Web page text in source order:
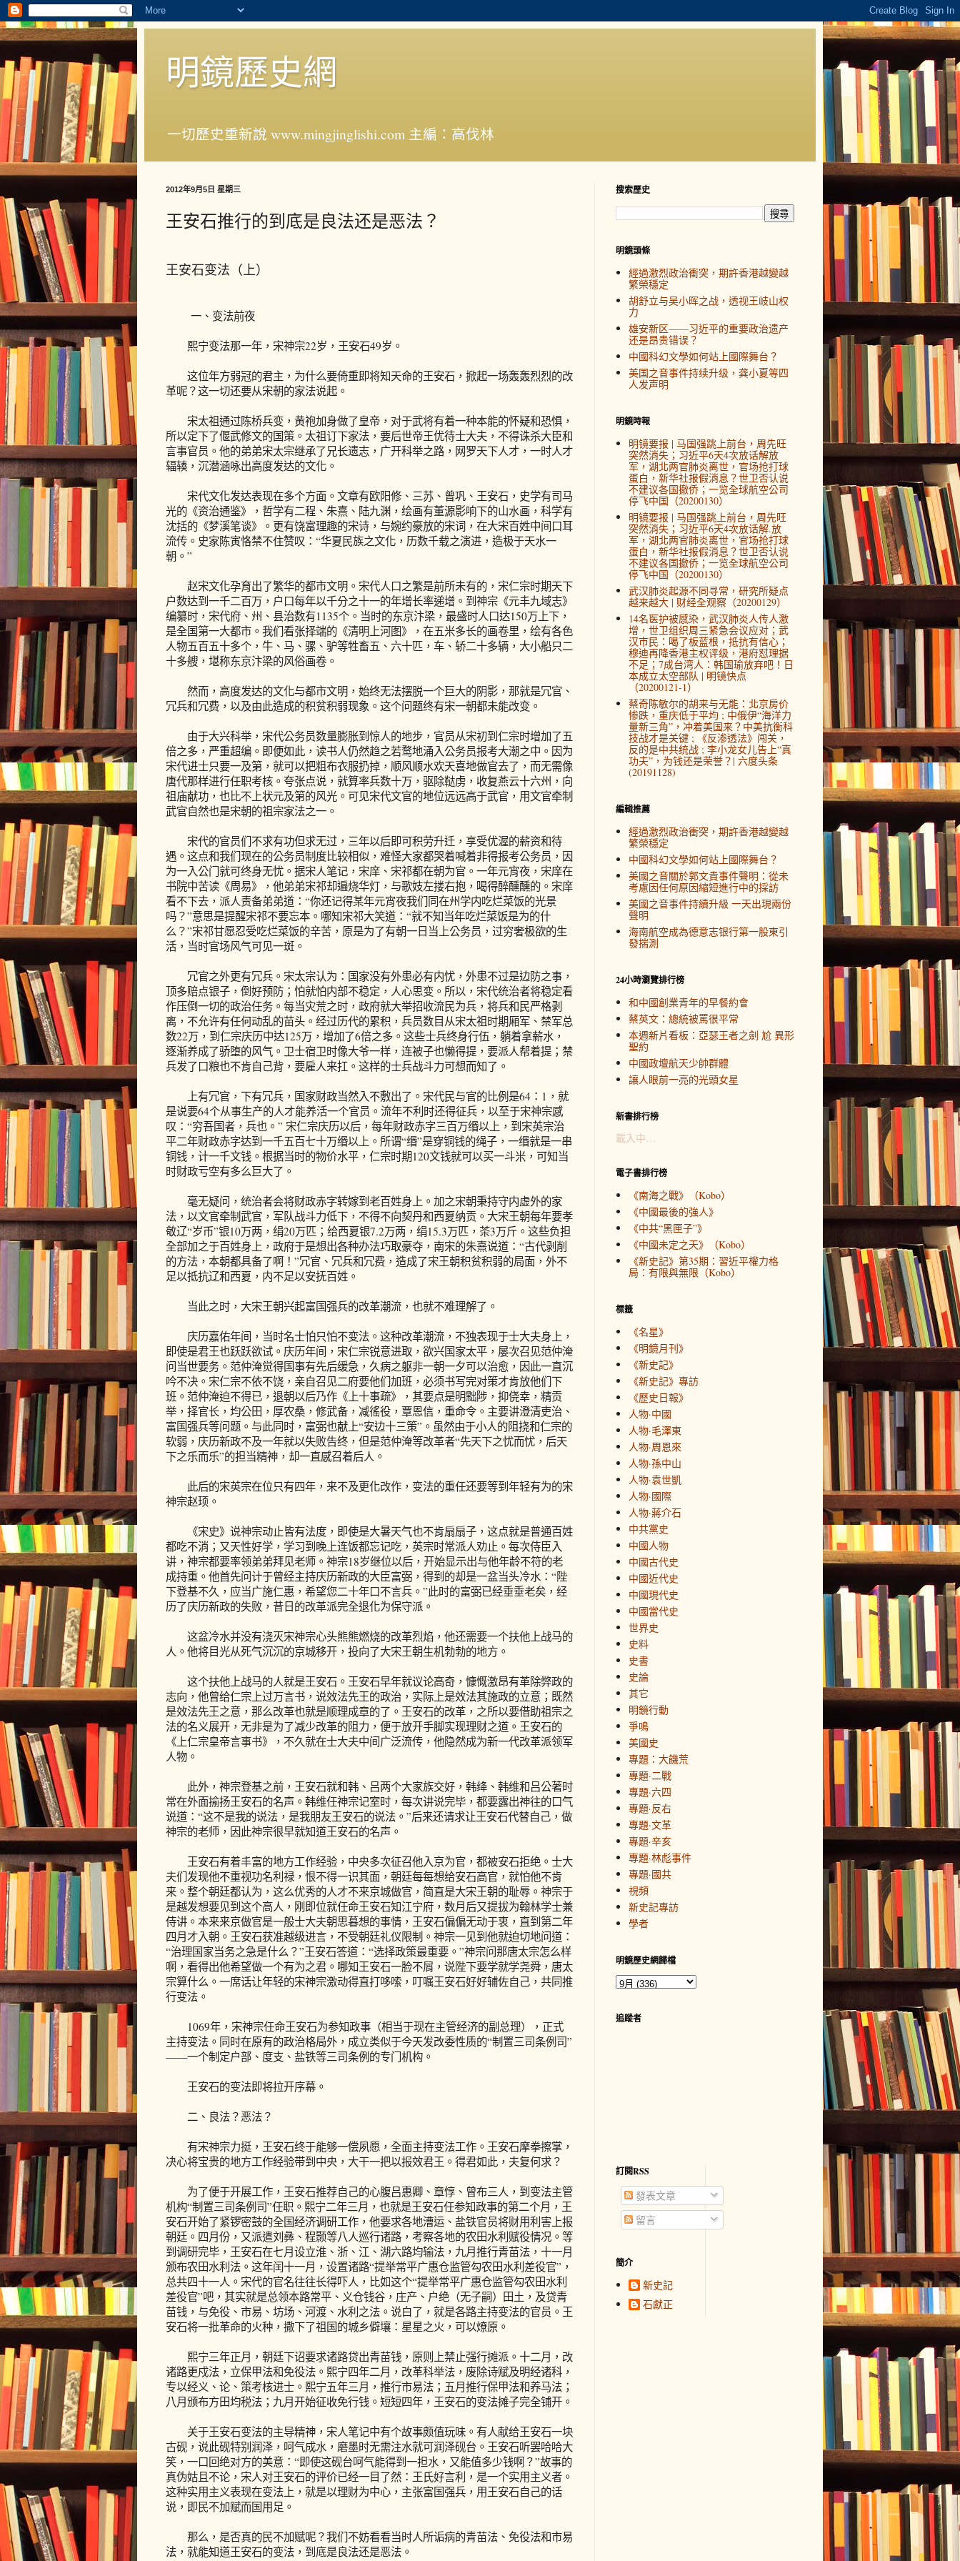
明鏡歷史網
一切歷史重新說 www.mingjinglishi.com 主編：高伐林
2012年9月5日 星期三
王安石推行的到底是良法还是恶法？
王安石变法（上）
一、变法前夜
熙宁变法那一年，宋神宗22岁，王安石49岁。
这位年方弱冠的君主，为什么要倚重即将知天命的王安石，掀起一场轰轰烈烈的改
革呢？这一切还要从宋朝的家法说起。
宋太祖通过陈桥兵变，黄袍加身做了皇帝，对于武将有着一种本能的怀疑和恐惧，
所以定下了偃武修文的国策。太祖订下家法，要后世帝王优待士大夫，不得诛杀大臣和
言事官员。他的弟弟宋太宗继承了兄长遗志，广开科举之路，网罗天下人才，一时人才
辐辏，沉潜涵咏出高度发达的文化。
宋代文化发达表现在多个方面。文章有欧阳修、三苏、曾巩、王安石，史学有司马
光的《资治通鉴》，哲学有二程、朱熹、陆九渊，绘画有董源影响下的山水画，科学有
沈括的《梦溪笔谈》。更有饶富理趣的宋诗，与婉约豪放的宋词，在大宋百姓中间口耳
流传。史家陈寅恪禁不住赞叹：“华夏民族之文化，历数千载之演进，造极于天水一
朝。”
赵宋文化孕育出了繁华的都市文明。宋代人口之繁是前所未有的，宋仁宗时期天下
户数达到一千二百万，户口每年以千分之十一的年增长率递增。到神宗《元丰九域志》
编纂时，宋代府、州、县治数有1135个。当时的东京汴梁，最盛时人口达150万上下，
是全国第一大都市。我们看张择端的《清明上河图》，在五米多长的画卷里，绘有各色
人物五百五十多个，牛、马、骡、驴等牲畜五、六十匹，车、轿二十多辆，大小船只二
十多艘，堪称东京汴梁的风俗画卷。
然而，高度发达的文化与都市文明，始终无法摆脱一个巨大的阴影，那就是冗官、
冗兵和冗费，以及由此造成的积贫积弱现象。这个问题终有宋一朝都未能改变。
由于大兴科举，宋代公务员数量膨胀到惊人的地步，官员从宋初到仁宗时增加了五
倍之多，严重超编。即便如此，读书人仍然趋之若鹜地涌入公务员报考大潮之中。因为
宋代进士只要一及第，就可以把粗布衣服扔掉，顺风顺水欢天喜地做官去了，而无需像
唐代那样进行任职考核。夸张点说，就算率兵数十万，驱除鞑虏，收复燕云十六州，向
祖庙献功，也比不上状元及第的风光。可见宋代文官的地位远远高于武官，用文官牵制
武官自然也是宋朝的祖宗家法之一。
宋代的官员们不求有功但求无过，三年以后即可积劳升迁，享受优渥的薪资和待
遇。这点和我们现在的公务员制度比较相似，难怪大家都哭着喊着非得报考公务员，因
为一入公门就可终身无忧。据宋人笔记，宋庠、宋祁都在朝为官。一年元宵夜，宋庠在
书院中苦读《周易》，他弟弟宋祁却遍烧华灯，与歌妓左搂右抱，喝得醉醺醺的。宋庠
看不下去，派人责备弟弟道：“你还记得某年元宵夜我们同在州学内吃烂菜饭的光景
吗？”意思是提醒宋祁不要忘本。哪知宋祁大笑道：“就不知当年吃烂菜饭是为的什
么？”宋祁甘愿忍受吃烂菜饭的辛苦，原是为了有朝一日当上公务员，过穷奢极欲的生
活，当时官场风气可见一斑。
冗官之外更有冗兵。宋太宗认为：国家没有外患必有内忧，外患不过是边防之事，
顶多赔点银子，倒好预防；怕就怕内部不稳定，人心思变。所以，宋代统治者将稳定看
作压倒一切的政治任务。每当灾荒之时，政府就大举招收流民为兵，将兵和民严格剥
离，不允许有任何动乱的苗头。经过历代的累积，兵员数目从宋太祖时期厢军、禁军总
数22万，到仁宗庆历中达125万，增加了6倍之多。这些士兵终身行伍，躺着拿薪水，
逐渐养成了骄堕的风气。卫士宿卫时像大爷一样，连被子也懒得提，要派人帮着提；禁
兵发了口粮也不肯自己背，要雇人来扛。这样的士兵战斗力可想而知了。
上有冗官，下有冗兵，国家财政当然入不敷出了。宋代民与官的比例是64：1，就
是说要64个从事生产的人才能养活一个官员。流年不利时还得征兵，以至于宋神宗感
叹：“穷吾国者，兵也。” 宋仁宗庆历以后，每年财政赤字三百万缗以上，到宋英宗治
平二年财政赤字达到一千五百七十万缗以上。所谓“缗”是穿铜钱的绳子，一缗就是一串
铜钱，计一千文钱。根据当时的物价水平，仁宗时期120文钱就可以买一斗米，可知当
时财政亏空有多么巨大了。
毫无疑问，统治者会将财政赤字转嫁到老百姓身上。加之宋朝秉持守内虚外的家
法，以文官牵制武官，军队战斗力低下，不得不向契丹和西夏纳贡。大宋王朝每年要孝
敬辽“岁币”银10万两，绢20万匹；给西夏银7.2万两，绢15.3万匹，茶3万斤。这些负担
全部加之于百姓身上，政府于是想出各种办法巧取豪夺，南宋的朱熹说道：“古代剥削
的方法，本朝都具备了啊！”冗官、冗兵和冗费，造成了宋王朝积贫积弱的局面，外不
足以抵抗辽和西夏，内不足以安抚百姓。
当此之时，大宋王朝兴起富国强兵的改革潮流，也就不难理解了。
庆历嘉佑年间，当时名士怕只怕不变法。这种改革潮流，不独表现于士大夫身上，
即使是君王也跃跃欲试。庆历年间，宋仁宗锐意进取，欲兴国家太平，屡次召见范仲淹
问当世要务。范仲淹觉得国事有先后缓急，久病之躯非一朝一夕可以治愈，因此一直沉
吟不决。宋仁宗不依不饶，亲自召见二府要他们加班，必须书写完对策才肯放他们下
班。范仲淹迫不得已，退朝以后乃作《上十事疏》，其要点是明黜陟，抑侥幸，精贡
举，择官长，均公田，厚农桑，修武备，减徭役，覃恩信，重命令。主要讲澄清吏治、
富国强兵等问题。与此同时，富弼也献上“安边十三策”。虽然由于小人的阻挠和仁宗的
软弱，庆历新政不及一年就以失败告终，但是范仲淹等改革者“先天下之忧而忧，后天
下之乐而乐”的担当精神，却一直感召着后人。
此后的宋英宗在位只有四年，来不及更化改作，变法的重任还要等到年轻有为的宋
神宗赵顼。
《宋史》说神宗动止皆有法度，即使是大暑天气也不肯扇扇子，这点就是普通百姓
都吃不消；又天性好学，学习到晚上连饭都忘记吃，英宗时常派人劝止。每次侍臣入
讲，神宗都要率领弟弟拜见老师。神宗18岁继位以后，开始显示出与他年龄不符的老
成持重。他首先问计于曾经主持庆历新政的大臣富弼，得到的却是一盆当头冷水：“陛
下登基不久，应当广施仁惠，希望您二十年口不言兵。”此时的富弼已经垂垂老矣，经
历了庆历新政的失败，昔日的改革派完全退化为保守派。
这盆冷水并没有浇灭宋神宗心头熊熊燃烧的改革烈焰，他还需要一个扶他上战马的
人。他将目光从死气沉沉的京城移开，投向了大宋王朝生机勃勃的地方。
这个扶他上战马的人就是王安石。王安石早年就议论高奇，慷慨激昂有革除弊政的
志向，他曾给仁宗上过万言书，说效法先王的政治，实际上是效法其施政的立意；既然
是效法先王之意，那么改革也就是顺理成章的了。王安石的改革，之所以要借助祖宗之
法的名义展开，无非是为了减少改革的阻力，便于放开手脚实现理财之道。王安石的
《上仁宗皇帝言事书》，不久就在士大夫中间广泛流传，他隐然成为新一代改革派领军
人物。
此外，神宗登基之前，王安石就和韩、吕两个大家族交好，韩绛、韩维和吕公著时
常在外面揄扬王安石的名声。韩维任神宗记室时，每次讲说完毕，都要露出神往的口气
说道：“这不是我的说法，是我朋友王安石的说法。”后来还请求让王安石代替自己，做
神宗的老师，因此神宗很早就知道王安石的名声。
王安石有着丰富的地方工作经验，中央多次征召他入京为官，都被安石拒绝。士大
夫们发现他不重视功名利禄，恨不得一识其面，朝廷每每想给安石高官，就怕他不肯
来。整个朝廷都认为，这么优秀的人才不来京城做官，简直是大宋王朝的耻辱。神宗于
是越发想要见到这个高人，刚即位就任命王安石知江宁府，数月后又提拔为翰林学士兼
侍讲。本来来京做官是一般士大夫朝思暮想的事情，王安石偏偏无动于衷，直到第二年
四月才入朝。王安石获准越级进言，不受朝廷礼仪限制。神宗一见到他就迫切地问道：
“治理国家当务之急是什么？”王安石答道：“选择政策最重要。”神宗问那唐太宗怎么样
啊，看得出他希望做一个有为之君。哪知王安石一脸不屑，说陛下要学就学尧舜，唐太
宗算什么。一席话让年轻的宋神宗激动得直打哆嗦，叮嘱王安石好好辅佐自己，共同推
行变法。
1069年，宋神宗任命王安石为参知政事（相当于现在主管经济的副总理），正式
主持变法。同时在原有的政治格局外，成立类似于今天发改委性质的“制置三司条例司”
——一个制定户部、度支、盐铁等三司条例的专门机构。
王安石的变法即将拉开序幕。
二、良法？恶法？
有宋神宗力挺，王安石终于能够一偿夙愿，全面主持变法工作。王安石摩拳擦掌，
决心将宝贵的地方工作经验带到中央，大干一把以报效君王。得君如此，夫复何求？
为了便于开展工作，王安石推荐自己的心腹吕惠卿、章惇、曾布三人，到变法主管
机构“制置三司条例司”任职。熙宁二年三月，也就是王安石任参知政事的第二个月，王
安石开始了紧锣密鼓的全国经济调研工作，他要求各地漕运、盐铁官员将财用利害上报
朝廷。四月份，又派遣刘彝、程颢等八人巡行诸路，考察各地的农田水利赋役情况。等
到调研完毕，王安石在七月设立淮、浙、江、湖六路均输法，九月推行青苗法，十一月
颁布农田水利法。这年闰十一月，设置诸路“提举常平广惠仓监管勾农田水利差役官”，
总共四十一人。宋代的官名往往长得吓人，比如这个“提举常平广惠仓监管勾农田水利
差役官”吧，其实就是总领本路常平、义仓钱谷，庄产、户绝（无子嗣）田土，及贷青
苗钱，与免役、市易、坊场、河渡、水利之法。说白了，就是各路主持变法的官员。王
安石将一批革命的火种，撒下了祖国的城乡僻壤：星星之火，可以燎原。
熙宁三年正月，朝廷下诏要求诸路贷出青苗钱，原则上禁止强行摊派。十二月，改
诸路更戍法，立保甲法和免役法。熙宁四年二月，改革科举法，废除诗赋及明经诸科，
专以经义、论、策考核进士。熙宁五年三月，推行市易法；五月推行保甲法和养马法；
八月颁布方田均税法；九月开始征收免行钱。短短四年，王安石的变法摊子完全铺开。
关于王安石变法的主导精神，宋人笔记中有个故事颇值玩味。有人献给王安石一块
古砚，说此砚特别润泽，呵气成水，磨墨时无需注水就可润泽砚台。王安石听罢哈哈大
笑，一口回绝对方的美意：“即使这砚台呵气能得到一担水，又能值多少钱啊？”故事的
真伪姑且不论，宋人对王安石的评价已经一目了然：王氏好言利，是一个实用主义者。
这种实用主义表现在变法上，就是以理财为中心，主张富国强兵，用王安石自己的话
说，即民不加赋而国用足。
那么，是否真的民不加赋呢？我们不妨看看当时人所诟病的青苗法、免役法和市易
法，就能知道王安石的变法，到底是良法还是恶法。
搜索歷史
明鏡頭條
經過激烈政治衝突，期許香港越變越
繁榮穩定
胡舒立与吴小晖之战，透视王岐山权
力
雄安新区——习近平的重要政治遗产
还是昂贵错误？
中國科幻文學如何站上國際舞台？
美国之音事件持续升级，龚小夏等四
人发声明
明鏡時報
明镜要报 | 马国强跳上前台，周先旺
突然消失；习近平6天4次放话解放
军，湖北两官肺炎离世，官场抢打球
蛋白，新华社报假消息？世卫否认说
不建议各国撤侨；一览全球航空公司
停飞中国（20200130）
明镜要报 | 马国强跳上前台，周先旺
突然消失；习近平6天4次放话解.放
军，湖北两官肺炎离世，官场抢打球
蛋白，新华社报假消息？世卫否认说
不建议各国撤侨；一览全球航空公司
停飞中国（20200130）
武汉肺炎起源不同寻常，研究所疑点
越来越大 | 财经全观察（20200129）
14名医护被感染，武汉肺炎人传人激
增，世卫组织周三紧急会议应对；武
汉市民：喝了板蓝根，抵抗有信心；
穆迪再降香港主权评级，港府怼理据
不足；7成台湾人：韩国瑜放弃吧！日
本成立太空部队 | 明镜快点
（20200121-1）
蔡奇陈敏尔的胡来与无能：北京房价
惨跌，重庆低于平均 ; 中俄伊“海洋力
量新三角”，冲着美国来？中美抗衡科
技战才是关键 ; 《反渗透法》闯关，
反的是中共统战 ; 李小龙女儿告上“真
功夫”，为钱还是荣誉？| 六度头条
(20191128)
編輯推薦
經過激烈政治衝突，期許香港越變越
繁榮穩定
中國科幻文學如何站上國際舞台？
美國之音關於郭文貴事件聲明：從未
考慮因任何原因縮短進行中的採訪
美國之音事件持續升級 一天出現兩份
聲明
海南航空成為德意志银行第一股東引
發揣測
24小時瀏覽排行榜
和中國創業青年的早餐約會
蔡英文：總統被罵很平常
本週新片看板：亞瑟王者之劍 尬 異形
聖約
中國政壇航天少帥群體
讓人眼前一亮的光頭女星
新書排行榜
載入中…
電子書排行榜
《南海之戰》（Kobo）
《中國最後的強人》
《中共“黑匣子”》
《中國未定之天》（Kobo）
《新史記》第35期：習近平權力格
局：有限與無限（Kobo）
標籤
《名星》
《明鏡月刊》
《新史記》
《新史記》專訪
《歷史日報》
人物·中國
人物·毛澤東
人物·周恩來
人物·孫中山
人物·袁世凱
人物·國際
人物·蔣介石
中共黨史
中國人物
中國古代史
中國近代史
中國現代史
中國當代史
世界史
史料
史書
史論
其它
明鏡行動
爭鳴
美國史
專題：大饑荒
專題·二戰
專題·六四
專題·反右
專題·文革
專題·辛亥
專題·林彪事件
專題·國共
視頻
新史記專訪
學者
明鏡歷史網歸檔
追蹤者
訂閱RSS
發表文章
留言
簡介
新史記
石獻正